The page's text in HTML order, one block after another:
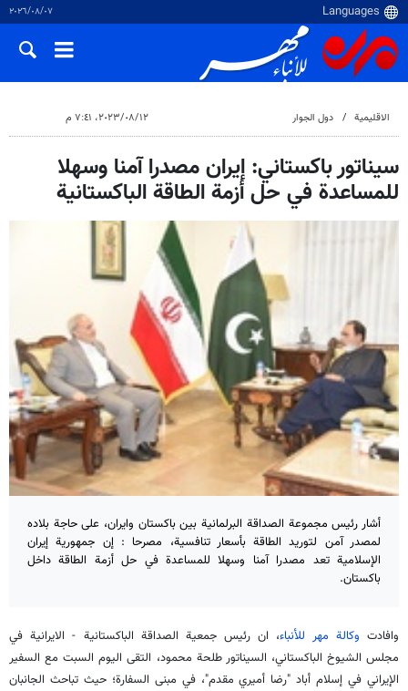
٠٧‏/٠٨‏/٢٠٢٦
الاقلیمیة دول الجوار ١٢‏/٠٨‏/٢٠٢٣، ٧:٤١ م
سيناتور باكستاني: إيران مصدرا آمنا وسهلا
للمساعدة في حل أزمة الطاقة الباكستانية
أشار رئيس مجموعة الصداقة البرلمانية بين باكستان وايران، على حاجة بلاده
لمصدر آمن لتوريد الطاقة بأسعار تنافسية، مصرحا : إن جمهورية إيران
الإسلامية تعد مصدرا آمنا وسهلا للمساعدة في حل أزمة الطاقة داخل
باكستان.
وافادت وكالة مهر للأنباء، ان رئيس جمعية الصداقة الباکستانیة - الايرانية في
مجلس الشیوخ الباکستاني، السيناتور طلحة محمود، التقى الیوم السبت مع السفير
الإيراني في إسلام أباد "رضا أمیري مقدم"، في مبنی السفارة؛ حيث تباحث الجانبان